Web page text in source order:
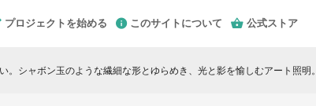
プロジェクトを始める このサイトについて 公式ストア
。シャボン玉のような繊細な形とゆらめき、光と影を愉しむアート照明。